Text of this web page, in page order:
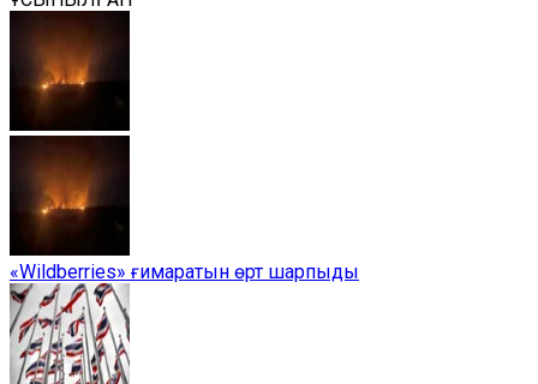
«Wildberries» ғимаратын өрт шарпыды